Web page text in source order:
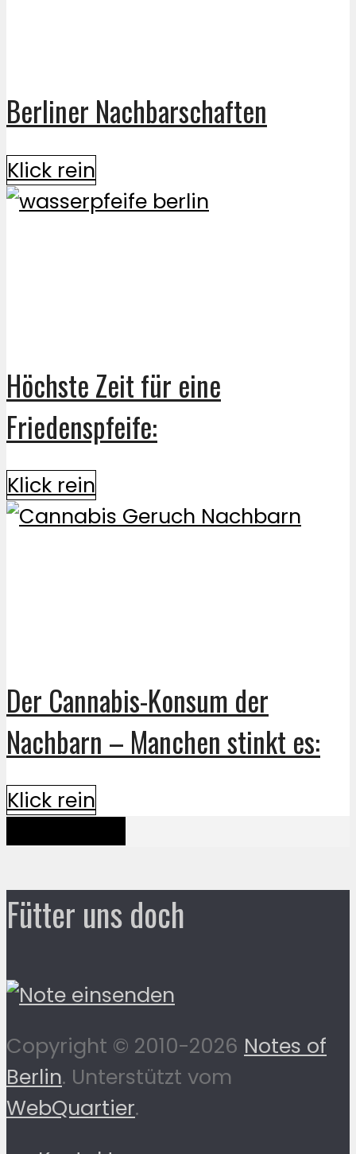
Berliner Nachbarschaften
Klick rein
Höchste Zeit für eine
Friedenspfeife:
Klick rein
Der Cannabis-Konsum der
Nachbarn – Manchen stinkt es:
Klick rein
Fütter uns doch
Copyright © 2010-2026 Notes of
Berlin. Unterstützt vom
WebQuartier.